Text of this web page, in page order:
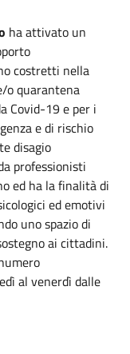
ha attivato un
costretti nella
o quarantena
Covid-19 e per i
e di rischio
disagio
professionisti
ed ha la finalità di
ed emotivi
uno spazio di
ai cittadini.
al venerdì dalle